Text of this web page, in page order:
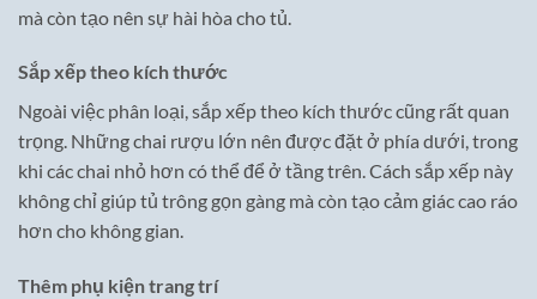
mà còn tạo nên sự hài hòa cho tủ.
Sắp xếp theo kích thước
Ngoài việc phân loại, sắp xếp theo kích thước cũng rất quan
trọng. Những chai rượu lớn nên được đặt ở phía dưới, trong
khi các chai nhỏ hơn có thể để ở tầng trên. Cách sắp xếp này
không chỉ giúp tủ trông gọn gàng mà còn tạo cảm giác cao ráo
hơn cho không gian.
Thêm phụ kiện trang trí